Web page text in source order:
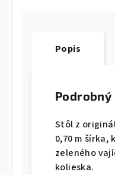
Popis
Podrobný
Stôl z
0,70 m šírka,
zeleného
kolieska.